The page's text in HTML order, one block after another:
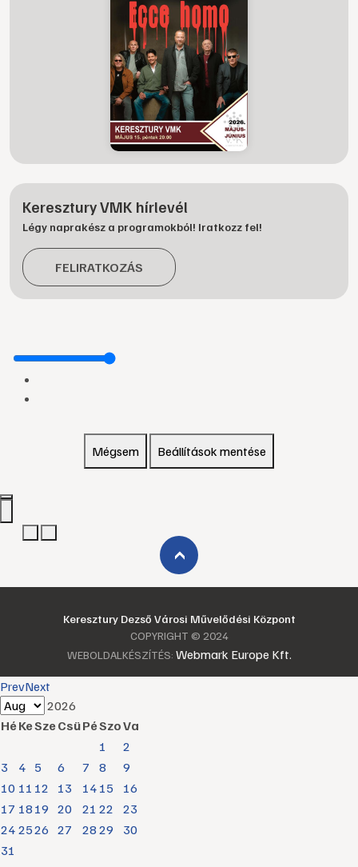
Keresztury VMK hírlevél
Légy naprakész a programokból! Iratkozz fel!
FELIRATKOZÁS
Mégsem Beállítások mentése
›
Keresztury Dezső Városi Művelődési Központ
COPYRIGHT © 2024
WEBOLDALKÉSZÍTÉS: Webmark Europe Kft.
PrevNext
2026
HéKeSzeCsüPéSzoVa
1
2
3
4 5 6 7 8
9
10 11 12 13 14 15
16
17 18 19 20 21 22
23
24 2526 27 28 29
30
31